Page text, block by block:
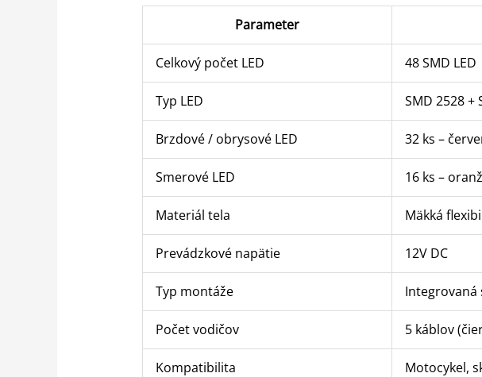
Parameter
Celkový počet LED 48 SMD LED
Typ LED SMD 2528 +
Brzdové / obrysové LED 32 ks –
Smerové LED 16 ks –
Materiál tela Mäkká
Prevádzkové napätie 12V DC
Typ montáže Integrovaná
Počet vodičov 5 káblov
Kompatibilita Motocykel,